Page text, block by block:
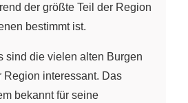
der größte Teil der Region
bestimmt ist.
sind die vielen alten Burgen
Region interessant. Das
bekannt für seine